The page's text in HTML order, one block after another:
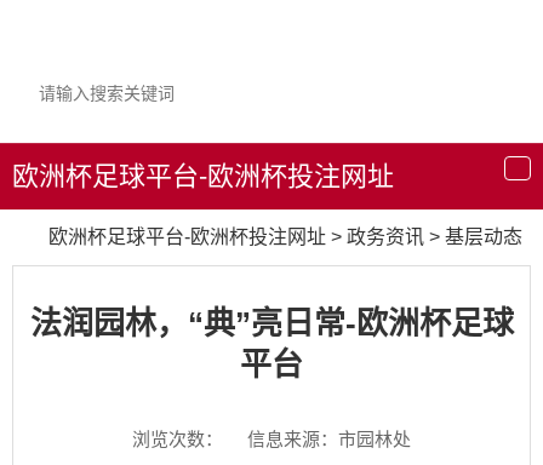
导
航
欧洲杯足球平台-欧洲杯投注网址
欧洲杯足球平台-欧洲杯投注网址 > 政务资讯 > 基层动态
法润园林，“典”亮日常-欧洲杯足球
平台
浏览次数：
信息来源：市园林处